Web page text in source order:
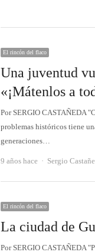
El rincón del flaco
Una juventud
«¡Mátenlos a
Por SERGIO CASTAÑEDA
problemas históricos tiene
generaciones…
9 años hace Autor
Sergio
El rincón del flaco
La ciudad de
Por SERGIO CASTAÑEDA